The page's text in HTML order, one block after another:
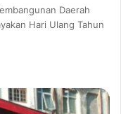
Daerah
Hari Ulang Tahun